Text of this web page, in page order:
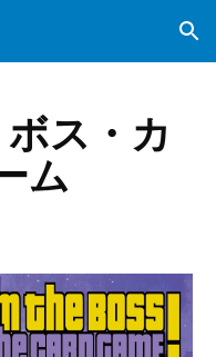
Skip to navigation
ス・カ
ム